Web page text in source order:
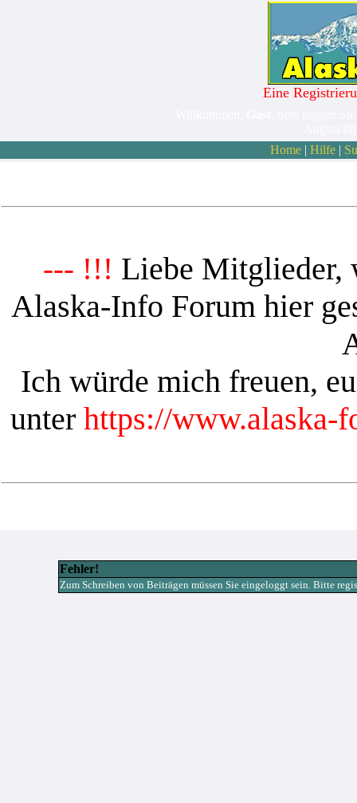
Eine
Home| Hilfe|
--- !!! Liebe Mitglieder,
Alaska-Info Forum hier
Ich würde mich freuen,
unter https://www.alaska-
Fehler!
Zum Schreiben von Beiträgen müssen Sie eingeloggt sein. Bitte